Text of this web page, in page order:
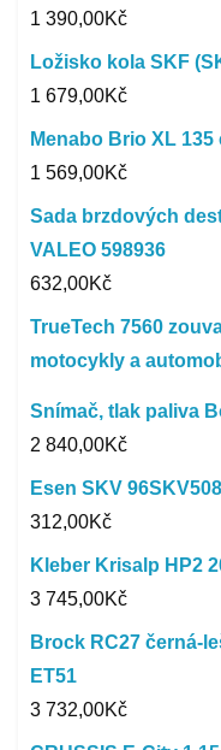
1 390,00Kč
Ložisko kola SKF
1 679,00Kč
Menabo Brio XL 135
1 569,00Kč
Sada brzdových
VALEO 598936
632,00Kč
TrueTech 7560
motocykly a
Snímač, tlak paliva
2 840,00Kč
Esen SKV 96SKV508
312,00Kč
Kleber Krisalp HP2
3 745,00Kč
Brock RC27 černá-
ET51
3 732,00Kč